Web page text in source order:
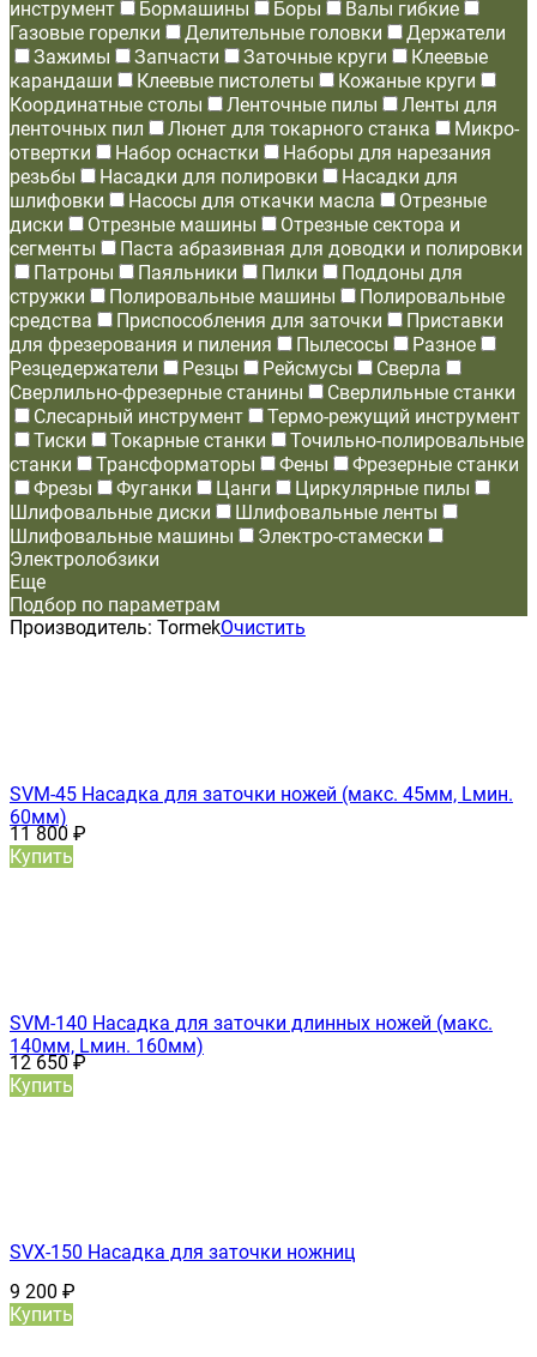
инструмент Бормашины Боры
Валы гибкие
Газовые горелки
Делительные головки
Держатели
Зажимы
Запчасти Заточные круги
Клеевые
карандаши
Клеевые пистолеты
Кожаные круги
Координатные столы
Ленточные пилы
Ленты для
ленточных пил
Люнет для токарного станка
Микро-
отвертки
Набор оснастки
Наборы для нарезания
резьбы
Насадки для полировки
Насадки для
шлифовки
Насосы для откачки масла
Отрезные
диски
Отрезные машины
Отрезные сектора и
сегменты
Паста абразивная для доводки и полировки
Патроны
Паяльники Пилки
Поддоны для
стружки
Полировальные машины
Полировальные
средства
Приспособления для заточки
Приставки
для фрезерования и пиления
Пылесосы
Разное
Резцедержатели
Резцы Рейсмусы
Сверла
Сверлильно-фрезерные станины
Сверлильные станки
Слесарный инструмент
Термо-режущий инструмент
Тиски
Токарные станки
Точильно-полировальные
станки
Трансформаторы Фены
Фрезерные станки
Фрезы
Фуганки Цанги
Циркулярные пилы
Шлифовальные диски
Шлифовальные ленты
Шлифовальные машины
Электро-стамески
Электролобзики
Еще
Подбор по параметрам
Производитель: TormekОчистить
SVM-45 Насадка для заточки ножей (макс. 45мм, Lмин.
60мм)
11 800 ₽
Купить
SVM-140 Насадка для заточки длинных ножей (макс.
140мм, Lмин. 160мм)
12 650₽
Купить
SVX-150 Насадка для заточки ножниц
9 200 ₽
Купить